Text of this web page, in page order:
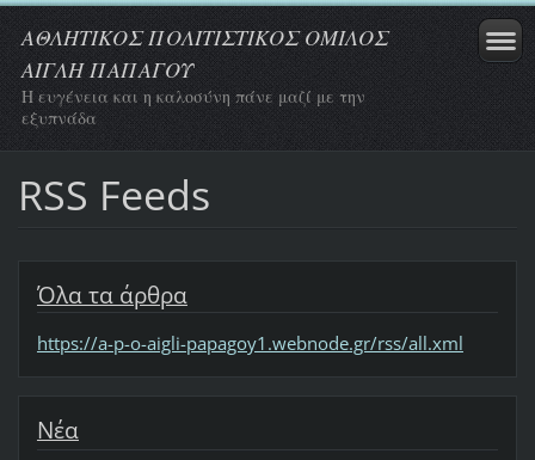
ΑΘΛΗΤΙΚΟΣ ΠΟΛΙΤΙΣΤΙΚΟΣ ΟΜΙΛΟΣ
ΑΙΓΛΗ ΠΑΠΑΓΟΥ
Η ευγένεια και η καλοσύνη πάνε μαζί με την
εξυπνάδα
RSS Feeds
Όλα τα άρθρα
https://a-p-o-aigli-papagoy1.webnode.gr/rss/all.xml
Νέα